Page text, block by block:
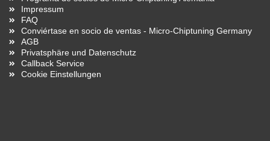
Impressum
FAQ
Conviértase en socio de ventas - Micro-Chiptuning Germany
AGB
Privatsphäre und Datenschutz
Callback Service
Cookie Einstellungen